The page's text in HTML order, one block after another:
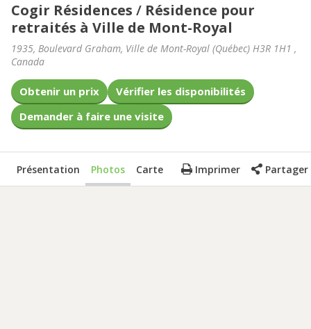
Cogir Résidences / Résidence pour
retraités à Ville de Mont-Royal
1935, Boulevard Graham, Ville de Mont-Royal (Québec) H3R 1H1 ,
Canada
Obtenir un prix
Vérifier les disponibilités
Demander à faire une visite
Présentation Photos Carte Imprimer Partager